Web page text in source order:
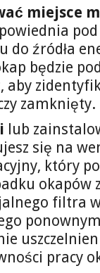
miejsce
pod
do źródła
będzie
aby
zamknięty.
lub
się na
który
okapów
filtra
pracy